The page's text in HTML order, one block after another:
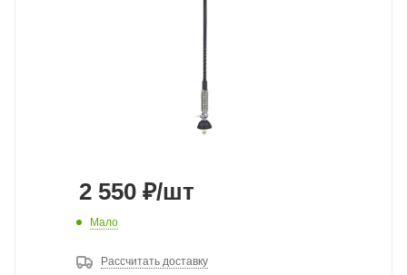
2 550 ₽/шт
Мало
Рассчитать доставку